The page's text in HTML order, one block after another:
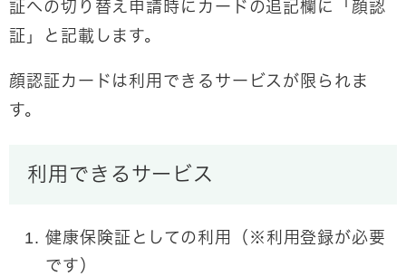
証への切り替え申請時にカードの追記欄に「顔認
証」と記載します。
顔認証カードは利用できるサービスが限られま
す。
利用できるサービス
健康保険証としての利用（※利用登録が必要
です）